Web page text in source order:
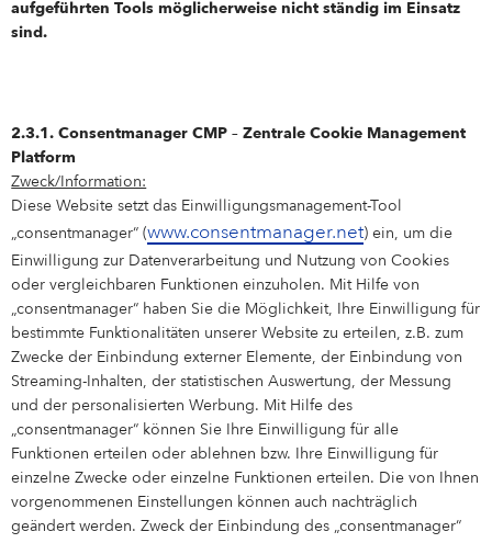
aufgeführten Tools möglicherweise nicht ständig im Einsatz
sind.
2.3.1. Consentmanager CMP – Zentrale Cookie Management
Platform
Zweck/Information:
Diese Website setzt das Einwilligungsmanagement-Tool
„consentmanager“ (www.consentmanager.net) ein, um die
Einwilligung zur Datenverarbeitung und Nutzung von Cookies
oder vergleichbaren Funktionen einzuholen. Mit Hilfe von
„consentmanager“ haben Sie die Möglichkeit, Ihre Einwilligung für
bestimmte Funktionalitäten unserer Website zu erteilen, z.B. zum
Zwecke der Einbindung externer Elemente, der Einbindung von
Streaming-Inhalten, der statistischen Auswertung, der Messung
und der personalisierten Werbung. Mit Hilfe des
„consentmanager“ können Sie Ihre Einwilligung für alle
Funktionen erteilen oder ablehnen bzw. Ihre Einwilligung für
einzelne Zwecke oder einzelne Funktionen erteilen. Die von Ihnen
vorgenommenen Einstellungen können auch nachträglich
geändert werden. Zweck der Einbindung des „consentmanager“